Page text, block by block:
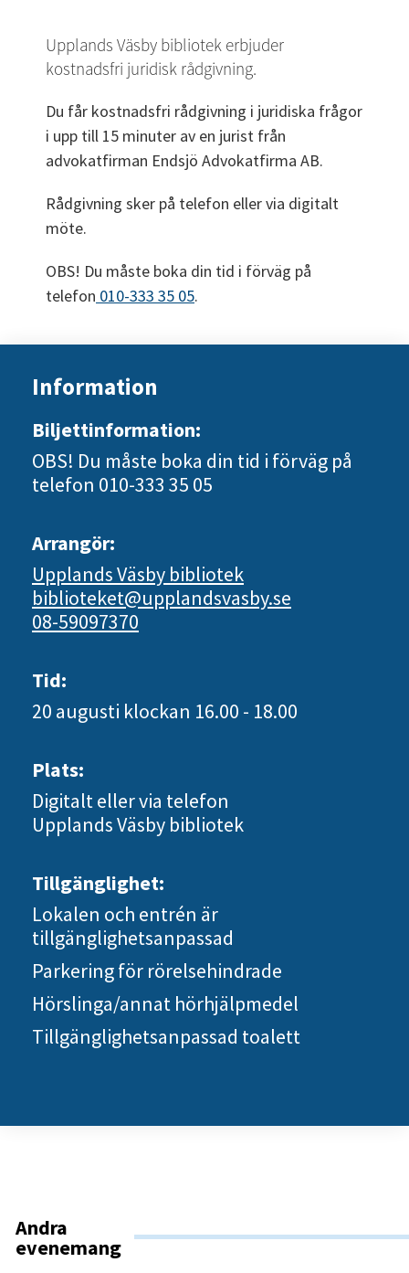
Upplands Väsby bibliotek erbjuder
kostnadsfri juridisk rådgivning.
Du får kostnadsfri rådgivning i juridiska frågor
i upp till 15 minuter av en jurist från
advokatfirman Endsjö Advokatfirma AB.
Rådgivning sker på telefon eller via digitalt
möte.
OBS! Du måste boka din tid i förväg på
telefon 010-333 35 05.
Information
Biljettinformation:
OBS! Du måste boka din tid i förväg på
telefon 010-333 35 05
Arrangör:
Upplands Väsby bibliotek
biblioteket@upplandsvasby.se
08-59097370
Tid:
20 augusti klockan 16.00 - 18.00
Plats:
Digitalt eller via telefon
Upplands Väsby bibliotek
Tillgänglighet:
Lokalen och entrén är
tillgänglighetsanpassad
Parkering för rörelsehindrade
Hörslinga/annat hörhjälpmedel
Tillgänglighetsanpassad toalett
Andra
evenemang